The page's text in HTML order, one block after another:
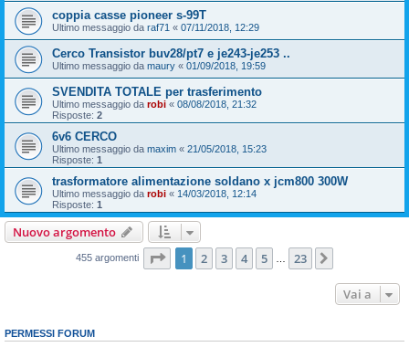
coppia casse pioneer s-99T
Ultimo messaggio da raf71 « 07/11/2018, 12:29
Cerco Transistor buv28/pt7 e je243-je253 ..
Ultimo messaggio da maury « 01/09/2018, 19:59
SVENDITA TOTALE per trasferimento
Ultimo messaggio da robi « 08/08/2018, 21:32
Risposte: 2
6v6 CERCO
Ultimo messaggio da maxim « 21/05/2018, 15:23
Risposte: 1
trasformatore alimentazione soldano x jcm800 300W
Ultimo messaggio da robi « 14/03/2018, 12:14
Risposte: 1
Nuovo argomento
455 argomenti Pagina di 23
1 2 3 4 5 23
Vai a
PERMESSI FORUM